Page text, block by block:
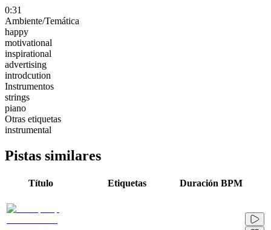
0:31
Ambiente/Temática
happy
motivational
inspirational
advertising
introdcution
Instrumentos
strings
piano
Otras etiquetas
instrumental
Pistas similares
Título Etiquetas Duración BPM